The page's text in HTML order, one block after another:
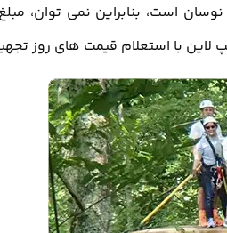
است، بنابراین نمی توان،
با استعلام قیمت های روز